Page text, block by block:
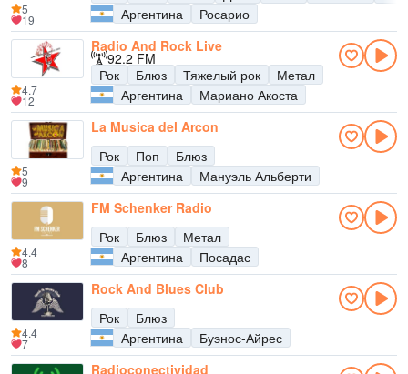
Аргентина
Росарио
5
19
Radio And Rock Live
92.2 FM
Рок
Блюз Тяжелый рок
Метал
Аргентина
Мариано Акоста
4.7
12
La Musica del Arcon
Рок
Поп
Блюз
Аргентина
Мануэль Альберти
5
9
FM Schenker Radio
Рок
Блюз
Метал
Аргентина
Посадас
4.4
8
Rock And Blues Club
Рок
Блюз
Аргентина
Буэнос-Айрес
4.4
7
Radioconectividad